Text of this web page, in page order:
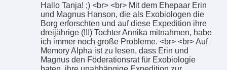
Hallo Tanja! ;) <br> <br> Mit dem Ehepaar Erin
und Magnus Hanson, die als Exobiologen die
Borg erforschten und auf diese Expedition ihre
dreijährige (!!!) Tochter Annika mitnahmen, habe
ich immer noch große Probleme. <br> <br> Auf
Memory Alpha ist zu lesen, dass Erin und
Magnus den Föderationsrat für Exobiologie